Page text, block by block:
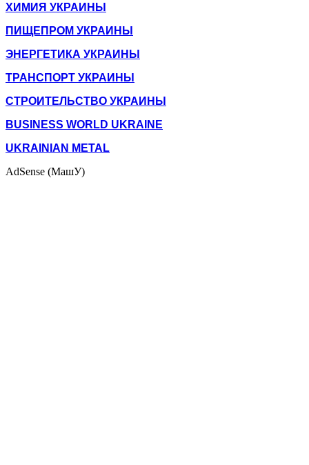
ХИМИЯ УКРАИНЫ
ПИЩЕПРОМ УКРАИНЫ
ЭНЕРГЕТИКА УКРАИНЫ
ТРАНСПОРТ УКРАИНЫ
СТРОИТЕЛЬСТВО УКРАИНЫ
BUSINESS WORLD UKRAINE
UKRAINIAN METAL
AdSense (МашУ)